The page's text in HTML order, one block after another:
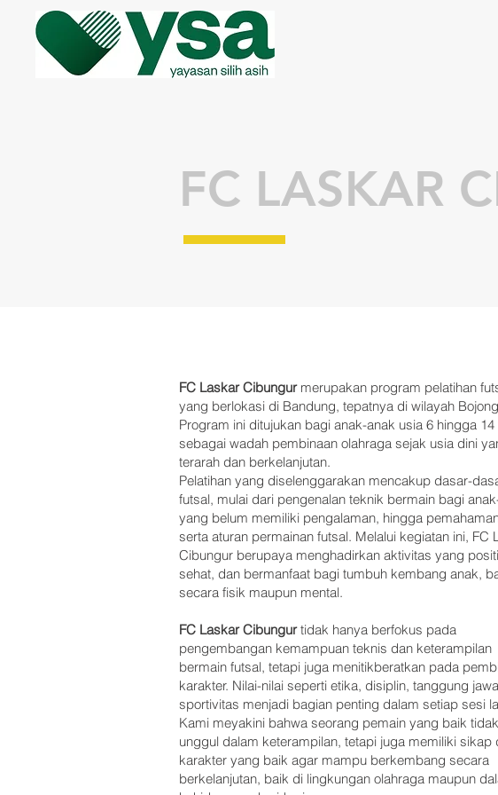
FC LASKAR
FC Laskar Cibungur merupakan program pelatihan
yang berlokasi di Bandung, tepatnya di wilayah
Program ini ditujukan bagi anak-anak usia 6 hingga 14
sebagai wadah pembinaan olahraga sejak usia dini
terarah dan berkelanjutan.
Pelatihan yang diselenggarakan mencakup dasar-
futsal, mulai dari pengenalan teknik bermain bagi
yang belum memiliki pengalaman, hingga
serta aturan permainan futsal. Melalui kegiatan ini, FC
Cibungur berupaya menghadirkan aktivitas yang
sehat, dan bermanfaat bagi tumbuh kembang anak,
secara fisik maupun mental.
FC Laskar Cibungurtidak hanya berfokus pada
pengembangan kemampuan teknis dan keterampilan
bermain futsal, tetapi juga menitikberatkan pada
karakter. Nilai-nilai seperti etika, disiplin, tanggung
sportivitas menjadi bagian penting dalam setiap sesi
Kami meyakini bahwa seorang pemain yang baik
unggul dalam keterampilan, tetapi juga memiliki sikap
karakter yang baik agar mampu berkembang secara
berkelanjutan, baik di lingkungan olahraga maupun